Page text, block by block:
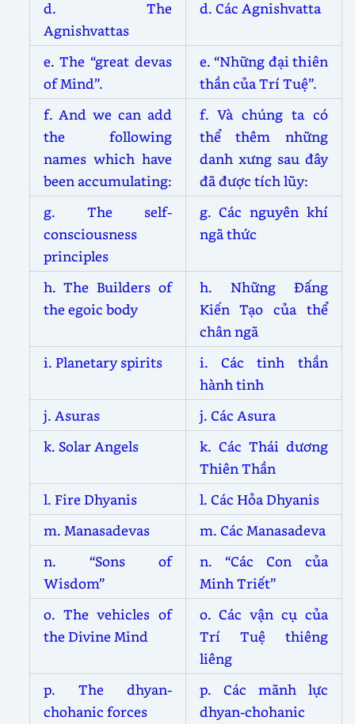
d. The
Agnishvattas
d. Các Agnishvatta
e. The “great devas
of Mind”.
e. “Những đại thiên
thần của Trí Tuệ”.
f. And we can add
the following
names which have
been accumulating:
f. Và chúng ta có
thể thêm những
danh xưng sau đây
đã được tích lũy:
g. The self-
consciousness
principles
g. Các nguyên khí
ngã thức
h. The Builders of
the egoic body
h. Những Đấng
Kiến Tạo của thể
chân ngã
i. Planetary spirits
i. Các tinh thần
hành tinh
j. Asuras
j. Các Asura
k. Solar Angels
k. Các Thái dương
Thiên Thần
l. Fire Dhyanis
l. Các Hỏa Dhyanis
m. Manasadevas
m. Các Manasadeva
n. “Sons of
Wisdom”
n. “Các Con của
Minh Triết”
o. The vehicles of
the Divine Mind
o. Các vận cụ của
Trí Tuệ thiêng
liêng
p. The dhyan-
chohanic forces
p. Các mãnh lực
dhyan-chohanic